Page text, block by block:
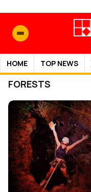
HOME TOP NEWS
FORESTS